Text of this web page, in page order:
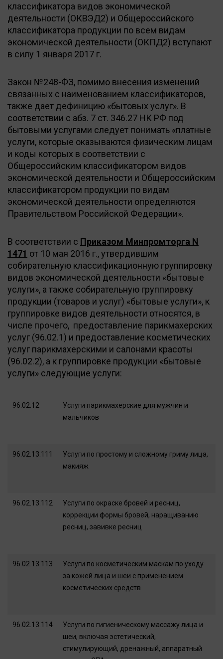
классификатора видов экономической
деятельности (ОКВЭД2) и Общероссийского
классификатора продукции по всем видам
экономической деятельности (ОКПД2) вступают
в силу 1 января 2017 г.
Закон №248-ФЗ, помимо внесения изменений
связанных с наименованием классификаторов,
также дает дефиницию «бытовых услуг». В
соответствии с абз. 7 ст. 346.27 НК РФ под
бытовыми услугами следует понимать «платные
услуги, которые оказываются физическим лицам
и коды которых в соответствии с
Общероссийским классификатором видов
экономической деятельности и Общероссийским
классификатором продукции по видам
экономической деятельности определяются
Правительством Российской Федерации».
В соответствии с Приказом Минпромторга N
1471 от 10 мая 2016 г., утвердившим
собирательную классификационную группировку
видов экономической деятельности «бытовые
услуги», а также собирательную группировку
продукции (товаров и услуг) «бытовые услуги», к
группировке видов деятельности относятся, в
числе прочего, предоставление парикмахерских
услуг (96.02.1) и предоставление косметических
услуг парикмахерскими и салонами красоты
(96.02.2), а к группировке продукции «бытовые
услуги» следующие услуги:
96.02.12
Услуги парикмахерские для мужчин и
мальчиков
96.02.13.111
Услуги по простому и сложному гриму лица,
макияж
96.02.13.112
Услуги по окраске бровей и ресниц,
коррекции формы бровей, наращиванию
ресниц, завивке ресниц
96.02.13.113
Услуги по косметическим маскам по уходу
за кожей лица и шеи с применением
косметических средств
96.02.13.114
Услуги по гигиеническому массажу лица и
шеи, включая эстетический,
стимулирующий, дренажный, аппаратный